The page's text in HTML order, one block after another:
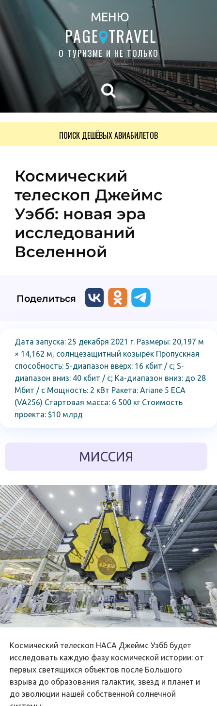
МЕНЮ
PAGE TRAVEL
О ТУРИЗМЕ И НЕ ТОЛЬКО
ПОИСК ДЕШЁВЫХ АВИАБИЛЕТОВ
Космический
телескоп Джеймс
Уэбб: новая эра
исследований
Вселенной
Поделиться
Дата запуска: 25 декабря 2021 г. Размеры: 20,197 м
× 14,162 м, солнцезащитный козырёк Пропускная
способность: S-диапазон вверх: 16 кбит / с; S-
диапазон вниз: 40 кбит / с; Ka-диапазон вниз: до 28
Мбит / с Мощность: 2 кВт Ракета: Ariane 5 ECA
(VA256) Стартовая масса: 6 500 кг Стоимость
проекта: $10 млрд
МИССИЯ
Космический телескоп НАСА Джеймс Уэбб будет
исследовать каждую фазу космической истории: от
первых светящихся объектов после Большого
взрыва до образования галактик, звезд и планет и
до эволюции нашей собственной солнечной